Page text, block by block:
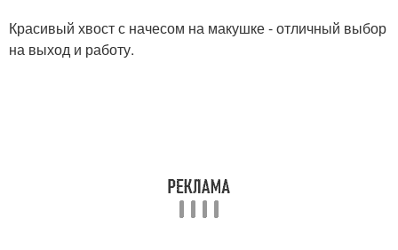
Красивый хвост с начесом на макушке - отличный выбор
на выход и работу.